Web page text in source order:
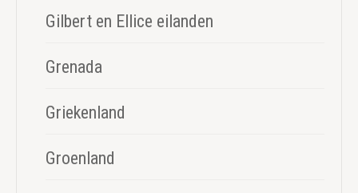
Gilbert en Ellice eilanden
Grenada
Griekenland
Groenland